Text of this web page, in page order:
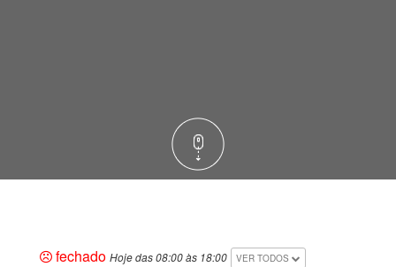
fechado Hoje das 08:00 às 18:00 VER TODOS